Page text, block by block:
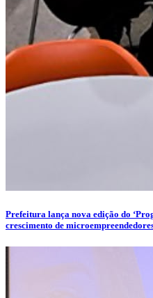
Prefeitura lança nova edição do
crescimento de